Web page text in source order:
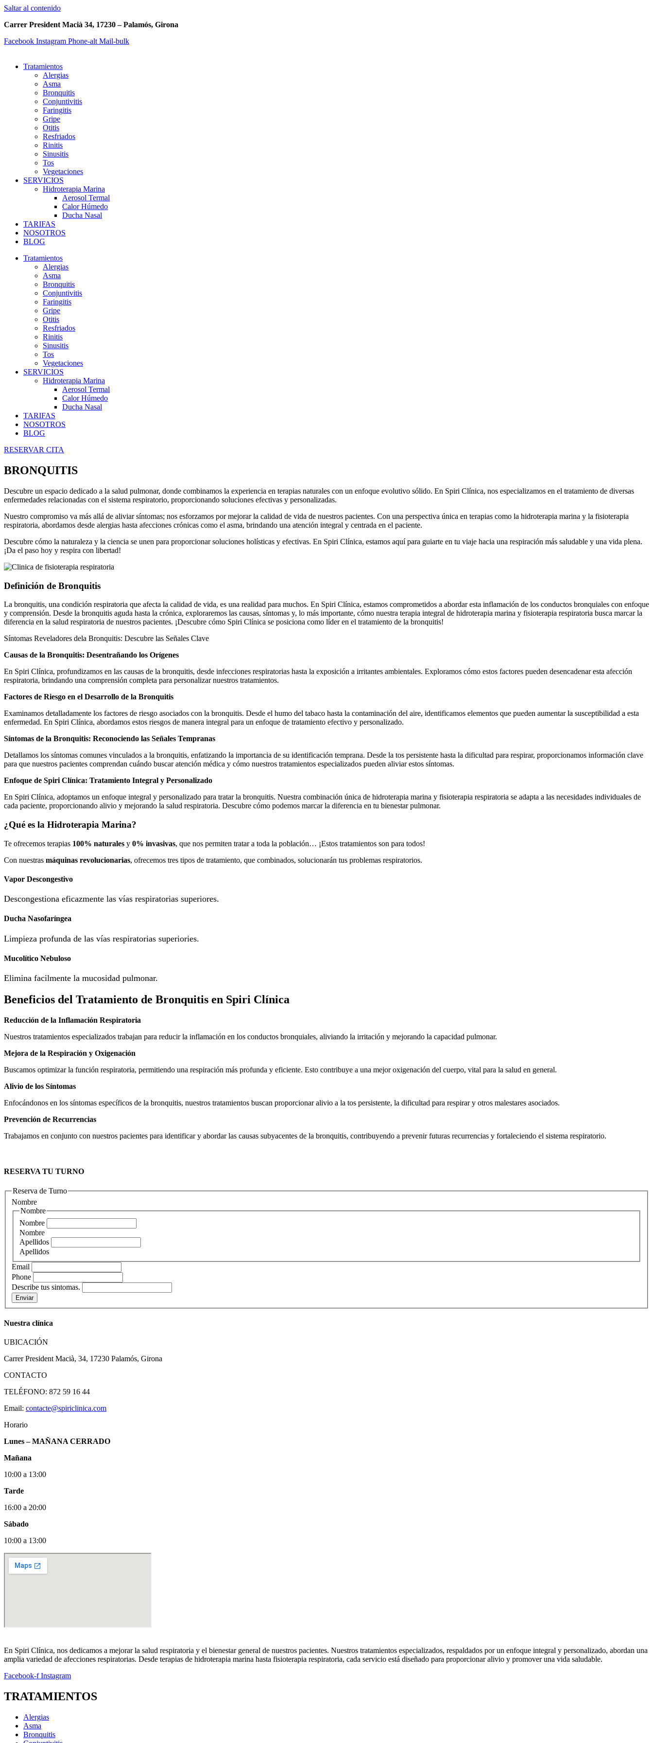
Saltar al contenido
Carrer President Macià 34, 17230 – Palamós, Girona
Facebook Instagram Phone-alt Mail-bulk
Tratamientos
Alergias
Asma
Bronquitis
Conjuntivitis
Faringitis
Gripe
Otitis
Resfriados
Rinitis
Sinusitis
Tos
Vegetaciones
SERVICIOS
Hidroterapia Marina
Aerosol Termal
Calor Húmedo
Ducha Nasal
TARIFAS
NOSOTROS
BLOG
Tratamientos
Alergias
Asma
Bronquitis
Conjuntivitis
Faringitis
Gripe
Otitis
Resfriados
Rinitis
Sinusitis
Tos
Vegetaciones
SERVICIOS
Hidroterapia Marina
Aerosol Termal
Calor Húmedo
Ducha Nasal
TARIFAS
NOSOTROS
BLOG
RESERVAR CITA
BRONQUITIS
Descubre un espacio dedicado a la salud pulmonar, donde combinamos la experiencia en terapias naturales con un enfoque evolutivo sólido. En Spiri Clínica, nos especializamos en el tratamiento de diversas
enfermedades relacionadas con el sistema respiratorio, proporcionando soluciones efectivas y personalizadas.
Nuestro compromiso va más allá de aliviar síntomas; nos esforzamos por mejorar la calidad de vida de nuestros pacientes. Con una perspectiva única en terapias como la hidroterapia marina y la fisioterapia
respiratoria, abordamos desde alergias hasta afecciones crónicas como el asma, brindando una atención integral y centrada en el paciente.
Descubre cómo la naturaleza y la ciencia se unen para proporcionar soluciones holísticas y efectivas. En Spiri Clínica, estamos aquí para guiarte en tu viaje hacia una respiración más saludable y una vida plena.
¡Da el paso hoy y respira con libertad!
Definición de Bronquitis
La bronquitis, una condición respiratoria que afecta la calidad de vida, es una realidad para muchos. En Spiri Clínica, estamos comprometidos a abordar esta inflamación de los conductos bronquiales con enfoque
y comprensión. Desde la bronquitis aguda hasta la crónica, exploraremos las causas, síntomas y, lo más importante, cómo nuestra terapia integral de hidroterapia marina y fisioterapia respiratoria busca marcar la
diferencia en la salud respiratoria de nuestros pacientes. ¡Descubre cómo Spiri Clínica se posiciona como líder en el tratamiento de la bronquitis!
Síntomas Reveladores dela Bronquitis: Descubre las Señales Clave
Causas de la Bronquitis: Desentrañando los Orígenes
En Spiri Clínica, profundizamos en las causas de la bronquitis, desde infecciones respiratorias hasta la exposición a irritantes ambientales. Exploramos cómo estos factores pueden desencadenar esta afección
respiratoria, brindando una comprensión completa para personalizar nuestros tratamientos.
Factores de Riesgo en el Desarrollo de la Bronquitis
Examinamos detalladamente los factores de riesgo asociados con la bronquitis. Desde el humo del tabaco hasta la contaminación del aire, identificamos elementos que pueden aumentar la susceptibilidad a esta
enfermedad. En Spiri Clínica, abordamos estos riesgos de manera integral para un enfoque de tratamiento efectivo y personalizado.
Síntomas de la Bronquitis: Reconociendo las Señales Tempranas
Detallamos los síntomas comunes vinculados a la bronquitis, enfatizando la importancia de su identificación temprana. Desde la tos persistente hasta la dificultad para respirar, proporcionamos información clave
para que nuestros pacientes comprendan cuándo buscar atención médica y cómo nuestros tratamientos especializados pueden aliviar estos síntomas.
Enfoque de Spiri Clínica: Tratamiento Integral y Personalizado
En Spiri Clínica, adoptamos un enfoque integral y personalizado para tratar la bronquitis. Nuestra combinación única de hidroterapia marina y fisioterapia respiratoria se adapta a las necesidades individuales de
cada paciente, proporcionando alivio y mejorando la salud respiratoria. Descubre cómo podemos marcar la diferencia en tu bienestar pulmonar.
¿Qué es la Hidroterapia Marina?
Te ofrecemos terapias 100% naturales y 0% invasivas, que nos permiten tratar a toda la población… ¡Estos tratamientos son para todos!
Con nuestras máquinas revolucionarias, ofrecemos tres tipos de tratamiento, que combinados, solucionarán tus problemas respiratorios.
Vapor Descongestivo
Descongestiona eficazmente las vías respiratorias superiores.
Ducha Nasofaríngea
Limpieza profunda de las vías respiratorias superiories.
Mucolítico Nebuloso
Elimina facilmente la mucosidad pulmonar.
Beneficios del Tratamiento de Bronquitis en Spiri Clínica
Reducción de la Inflamación Respiratoria
Nuestros tratamientos especializados trabajan para reducir la inflamación en los conductos bronquiales, aliviando la irritación y mejorando la capacidad pulmonar.
Mejora de la Respiración y Oxigenación
Buscamos optimizar la función respiratoria, permitiendo una respiración más profunda y eficiente. Esto contribuye a una mejor oxigenación del cuerpo, vital para la salud en general.
Alivio de los Síntomas
Enfocándonos en los síntomas específicos de la bronquitis, nuestros tratamientos buscan proporcionar alivio a la tos persistente, la dificultad para respirar y otros malestares asociados.
Prevención de Recurrencias
Trabajamos en conjunto con nuestros pacientes para identificar y abordar las causas subyacentes de la bronquitis, contribuyendo a prevenir futuras recurrencias y fortaleciendo el sistema respiratorio.
RESERVA TU TURNO
Reserva de Turno
Nombre
Nombre
Nombre
Nombre
Apellidos
Apellidos
Email
Phone
Describe tus sintomas.
Enviar
Nuestra clínica
UBICACIÓN
Carrer President Macià, 34, 17230 Palamós, Girona
CONTACTO
TELÉFONO: 872 59 16 44
Email: contacte@spiriclinica.com
Horario
Lunes – MAÑANA CERRADO
Mañana
10:00 a 13:00
Tarde
16:00 a 20:00
Sábado
10:00 a 13:00
En Spiri Clínica, nos dedicamos a mejorar la salud respiratoria y el bienestar general de nuestros pacientes. Nuestros tratamientos especializados, respaldados por un enfoque integral y personalizado, abordan una
amplia variedad de afecciones respiratorias. Desde terapias de hidroterapia marina hasta fisioterapia respiratoria, cada servicio está diseñado para proporcionar alivio y promover una vida saludable.
Facebook-f Instagram
TRATAMIENTOS
Alergias
Asma
Bronquitis